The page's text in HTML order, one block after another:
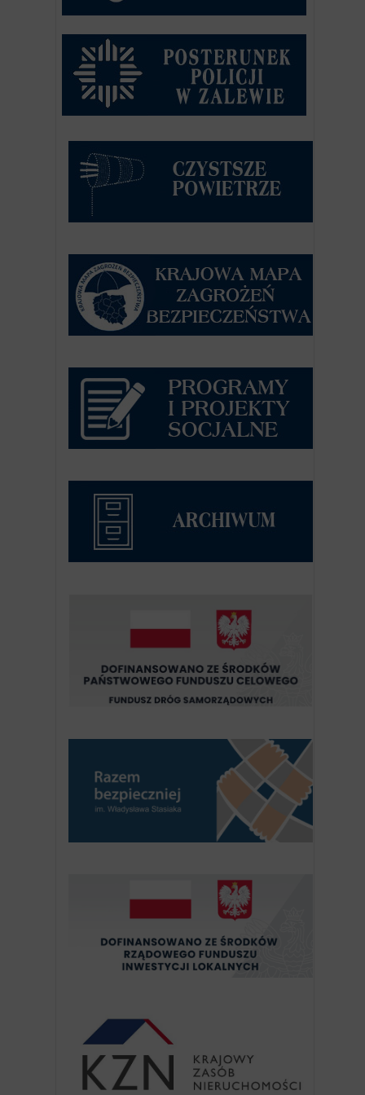
Zakończenie zadania pn. „Wspólnie dla Dajn -
”Wzmocnienie potencjału służby ratowniczej –
Gmina Zalewo z dofinansowaniem na zakup
Zalewie
”Kompleksowa poprawa efektywności
Podpisanie umowy na realizację projektu
Przebudowa odcinka drogi powiatowej nr 1307N